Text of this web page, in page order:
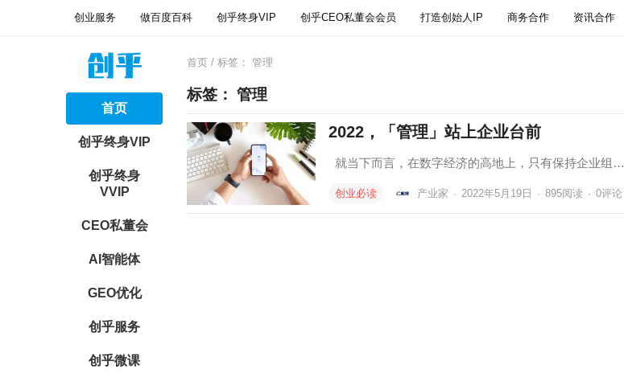
创业服务 做百度百科 创乎终身VIP 创乎CEO私董会会员 打造创始人IP 商务合作 资讯合作
首页
创乎终身VIP
创乎终身
VVIP
CEO私董会
AI智能体
GEO优化
创乎服务
创乎微课
首页 / 标签： 管理
标签： 管理
2022，「管理」站上企业台前
就当下而言，在数字经济的高地上，只有保持企业组…
创业必读 产业家 · 2022年5月19日 · 895阅读 · 0评论